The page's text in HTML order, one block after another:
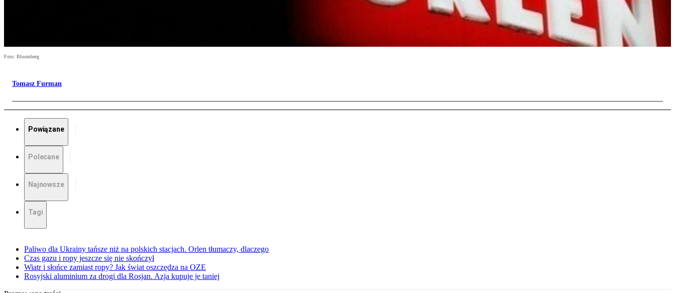
Foto: Bloomberg
Tomasz Furman
Powiązane
Polecane
Najnowsze
Tagi
Paliwo dla Ukrainy tańsze niż na polskich stacjach. Orlen tłumaczy, dlaczego
Czas gazu i ropy jeszcze się nie skończył
Wiatr i słońce zamiast ropy? Jak świat oszczędza na OZE
Rosyjski aluminium za drogi dla Rosjan. Azja kupuje je taniej